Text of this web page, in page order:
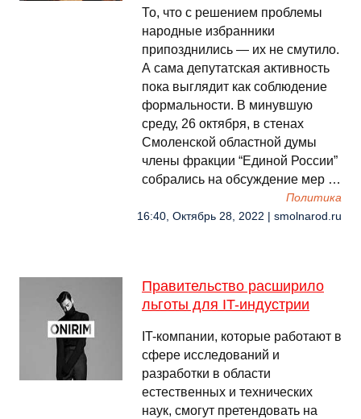
То, что с решением проблемы
народные избранники
припозднились — их не смутило.
А сама депутатская активность
пока выглядит как соблюдение
формальности. В минувшую
среду, 26 октября, в стенах
Смоленской областной думы
члены фракции “Единой России”
собрались на обсуждение мер …
Политика
16:40, Октябрь 28, 2022 | smolnarod.ru
Правительство расширило
льготы для IT-индустрии
IT-компании, которые работают в
сфере исследований и
разработки в области
естественных и технических
наук, смогут претендовать на